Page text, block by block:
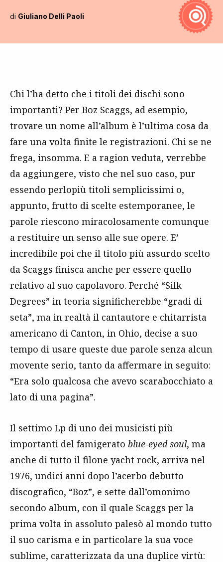
di Giuliano Delli Paoli
Chi l’ha detto che i titoli dei dischi sono
importanti? Per Boz Scaggs, ad esempio,
trovare un nome all’album è l’ultima cosa da
fare una volta finite le registrazioni. Chi se ne
frega, insomma. E a ragion veduta, verrebbe
da aggiungere, visto che nel suo caso, pur
essendo perlopiù titoli semplicissimi o,
appunto, frutto di scelte estemporanee, le
parole riescono miracolosamente comunque
a restituire un senso alle sue opere. E’
incredibile poi che il titolo più assurdo scelto
da Scaggs finisca anche per essere quello
relativo al suo capolavoro. Perché “Silk
Degrees” in teoria significherebbe “gradi di
seta”, ma in realtà il cantautore e chitarrista
americano di Canton, in Ohio, decise a suo
tempo di usare queste due parole senza alcun
movente serio, tanto da affermare in seguito:
“Era solo qualcosa che avevo scarabocchiato a
lato di una pagina”.
Il settimo Lp di uno dei musicisti più
importanti del famigerato blue-eyed soul, ma
anche di tutto il filone yacht rock, arriva nel
1976, undici anni dopo l’acerbo debutto
discografico, “Boz”, e sette dall’omonimo
secondo album, con il quale Scaggs per la
prima volta in assoluto palesò al mondo tutto
il suo carisma e in particolare la sua voce
sublime, caratterizzata da una duplice virtù: